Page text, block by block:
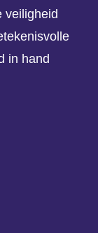
veiligheid
in hand